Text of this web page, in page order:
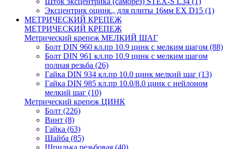
Эксцентрик оцинк., для плиты 16мм EX D15 (1)
МЕТРИЧЕСКИЙ КРЕПЕЖ
МЕТРИЧЕСКИЙ КРЕПЕЖ
Метрический крепеж МЕЛКИЙ ШАГ
Болт DIN 960 кл.пр 10.9 цинк с мелким шагом (88)
Болт DIN 961 кл.пр 10.9 цинк с мелким шагом
полная резьба (26)
Гайка DIN 934 кл.пр 10.0 цинк мелкий шаг (13)
Гайка DIN 985 кл.пр 10.0/8.0 цинк с нейлоном
мелкий шаг (10)
Метрический крепеж ЦИНК
Болт (226)
Винт (8)
Гайка (63)
Шайба (85)
Шпилька резьбовая (40)